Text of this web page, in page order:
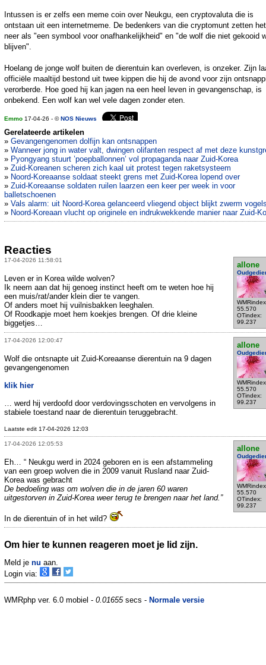
Intussen is er zelfs een meme coin over Neukgu, een cryptovaluta die is
ontstaan uit een internetmeme. De bedenkers van die cryptomunt zetten
neer als "een symbool voor onafhankelijkheid" en "de wolf die niet gekooid
blijven".
Hoelang de jonge wolf buiten de dierentuin kan overleven, is onzeker. Zijn
officiële maaltijd bestond uit twee kippen die hij de avond voor zijn
verorberde. Hoe goed hij kan jagen na een heel leven in gevangenschap, is
onbekend. Een wolf kan wel vele dagen zonder eten.
Emmo 17-04-26 - ©NOS Nieuws
Gerelateerde artikelen
» Gevangengenomen dolfijn kan ontsnappen
» Wanneer jong in water valt, dwingen olifanten respect af met deze
» Pyongyang stuurt ’poepballonnen’ vol propaganda naar Zuid-Korea
» Zuid-Koreanen scheren zich kaal uit protest tegen raketsysteem
» Noord-Koreaanse soldaat steekt grens met Zuid-Korea lopend over
» Zuid-Koreaanse soldaten ruilen laarzen een keer per week in voor
balletschoenen
» Vals alarm: uit Noord-Korea gelanceerd vliegend object blijkt zwerm
» Noord-Koreaan vlucht op originele en indrukwekkende manier naar Zuid-
Reacties
17-04-2026 11:58:01
allone
55.570
OTindex:
99.237
Leven er in Korea wilde wolven?
Ik neem aan dat hij genoeg instinct heeft om te weten hoe hij
een muis/rat/ander klein dier te vangen.
Of anders moet hij vuilnisbakken leeghalen.
Of Roodkapje moet hem koekjes brengen. Of drie kleine
biggetjes…
17-04-2026 12:00:47
allone
55.570
OTindex:
99.237
Wolf die ontsnapte uit Zuid-Koreaanse dierentuin na 9 dagen
gevangengenomen
klik hier
… werd hij verdoofd door verdovingsschoten en vervolgens in
stabiele toestand naar de dierentuin teruggebracht.
Laatste edit 17-04-2026 12:03
17-04-2026 12:05:53
allone
55.570
OTindex:
99.237
Eh… “ Neukgu werd in 2024 geboren en is een afstammeling
van een groep wolven die in 2009 vanuit Rusland naar Zuid-
Korea was gebracht
De bedoeling was om wolven die in de jaren 60 waren
uitgestorven in Zuid-Korea weer terug te brengen naar het land.”
In de dierentuin of in het wild?
Om hier te kunnen reageren moet je lid zijn.
Meld je nu aan.
Login via:
WMRphp ver. 6.0 mobiel - 0.01655secs - Normale versie